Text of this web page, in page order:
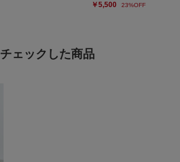
￥5,500 23%OFF
チェックした商品